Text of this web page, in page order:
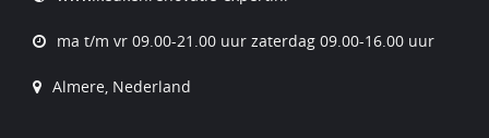
ma t/m vr 09.00-21.00 uur zaterdag 09.00-16.00 uur
Almere, Nederland